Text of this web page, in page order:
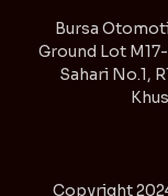
Bursa
Ground Lot
Sahari No.1,
Copyright